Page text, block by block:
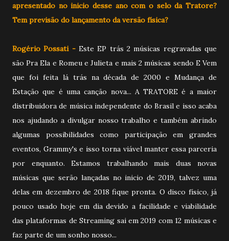
apresentado no inicio desse ano com o selo da Tratore?
Tem previsão do lançamento da versão física?
Rogério Possati - Este EP trás 2 músicas regravadas que
são Pra Ela e Romeu e Julieta e mais 2 músicas sendo E Vem
que foi feita lá trás na década de 2000 e Mudança de
Estação que é uma canção nova... A TRATORE é a maior
distribuidora de música independente do Brasil e isso acaba
nos ajudando a divulgar nosso trabalho e também abrindo
algumas possibilidades como participação em grandes
eventos, Grammy's e isso torna viável manter essa parceria
por enquanto. Estamos trabalhando mais duas novas
músicas que serão lançadas no inicio de 2019, talvez uma
delas em dezembro de 2018 fique pronta. O disco físico, já
pouco usado hoje em dia devido a facilidade e viabilidade
das plataformas de Streaming sai em 2019 com 12 músicas e
faz parte de um sonho nosso...